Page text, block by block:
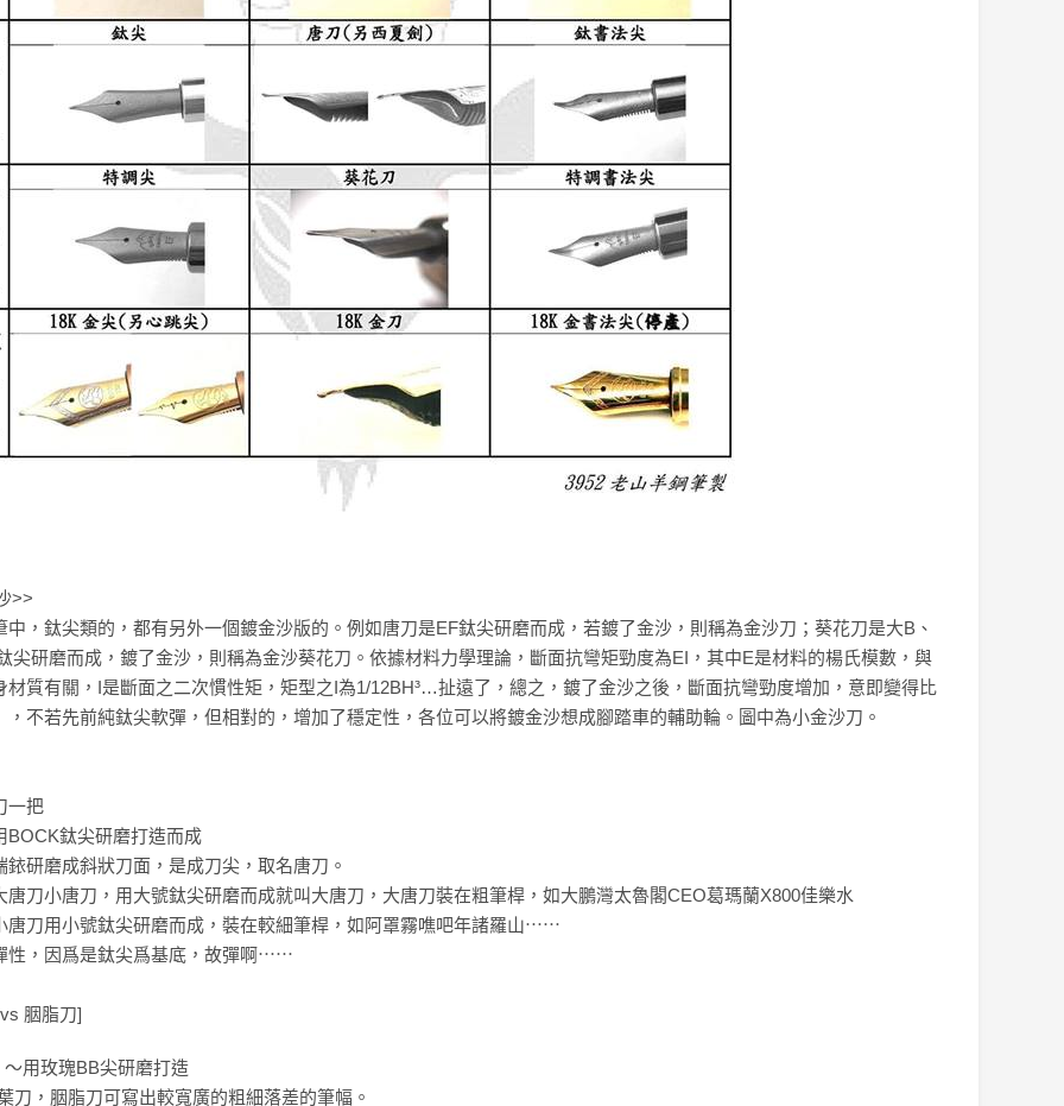
>>
中，鈦尖類的，都有另外一個鍍金沙版的。例如唐刀是EF鈦尖研磨而成，若鍍了金沙，則稱為金沙刀；葵花刀是大B、
尖研磨而成，鍍了金沙，則稱為金沙葵花刀。依據材料力學理論，斷面抗彎矩勁度為EI，其中E是材料的楊氏模數，與
材質有關，I是斷面之二次慣性矩，矩型之I為1/12BH³…扯遠了，總之，鍍了金沙之後，斷面抗彎勁度增加，意即變得比
，不若先前純鈦尖軟彈，但相對的，增加了穩定性，各位可以將鍍金沙想成腳踏車的輔助輪。圖中為小金沙刀。
一把
BOCK鈦尖研磨打造而成
銥研磨成斜狀刀面，是成刀尖，取名唐刀。
唐刀小唐刀，用大號鈦尖研磨而成就叫大唐刀，大唐刀裝在粗筆桿，如大鵬灣太魯閣CEO葛瑪蘭X800佳樂水
唐刀用小號鈦尖研磨而成，裝在較細筆桿，如阿罩霧噍吧年諸羅山⋯⋯
性，因爲是鈦尖爲基底，故彈啊⋯⋯
胭脂刀]
～用玫瑰BB尖研磨打造
刀，胭脂刀可寫出較寬廣的粗細落差的筆幅。